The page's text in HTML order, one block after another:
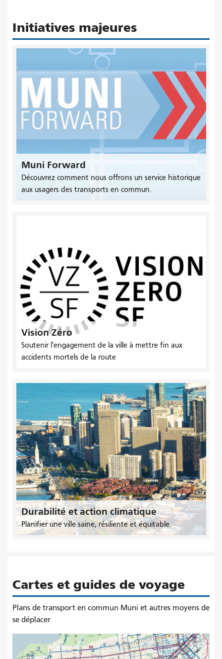
Initiatives majeures
Muni Forward
Découvrez comment nous offrons un service historique
aux usagers des transports en commun.
Vision Zéro
Soutenir l'engagement de la ville à mettre fin aux
accidents mortels de la route
Durabilité et action climatique
Planifier une ville saine, résiliente et équitable
Cartes et guides de voyage
Plans de transport en commun Muni et autres moyens de
se déplacer